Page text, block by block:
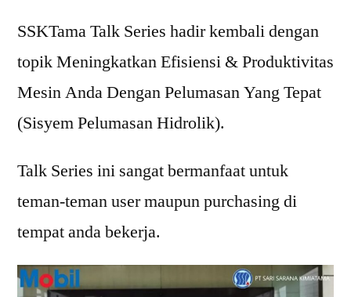
SSKTama Talk Series hadir kembali dengan
topik Meningkatkan Efisiensi & Produktivitas
Mesin Anda Dengan Pelumasan Yang Tepat
(Sisyem Pelumasan Hidrolik).
Talk Series ini sangat bermanfaat untuk
teman-teman user maupun purchasing di
tempat anda bekerja.